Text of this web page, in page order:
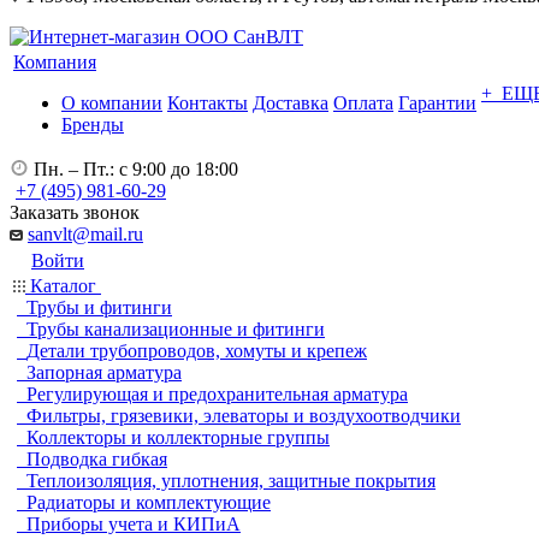
Компания
О компании
Бренды
Контакты Доставка Оплата Гарантии +
Пн. – Пт.: с 9:00 до 18:00
+7 (495) 981-60-29
Заказать звонок
sanvlt@mail.ru
Войти
Каталог
Трубы и фитинги
Трубы канализационные и фитинги
Детали трубопроводов, хомуты и крепеж
Запорная арматура
Регулирующая и предохранительная арматура
Фильтры, грязевики, элеваторы и воздухоотводчики
Коллекторы и коллекторные группы
Подводка гибкая
Теплоизоляция, уплотнения, защитные покрытия
Радиаторы и комплектующие
Приборы учета и КИПиА